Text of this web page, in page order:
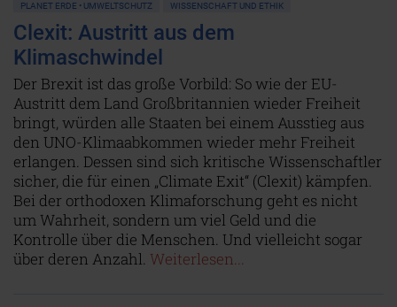
PLANET ERDE • UMWELTSCHUTZ
WISSENSCHAFT UND ETHIK
Clexit: Austritt aus dem
Klimaschwindel
Der Brexit ist das große Vorbild: So wie der EU-
Austritt dem Land Großbritannien wieder Freiheit
bringt, würden alle Staaten bei einem Ausstieg aus
den UNO-Klimaabkommen wieder mehr Freiheit
erlangen. Dessen sind sich kritische Wissenschaftler
sicher, die für einen „Climate Exit“ (Clexit) kämpfen.
Bei der orthodoxen Klimaforschung geht es nicht
um Wahrheit, sondern um viel Geld und die
Kontrolle über die Menschen. Und vielleicht sogar
über deren Anzahl. Weiterlesen...